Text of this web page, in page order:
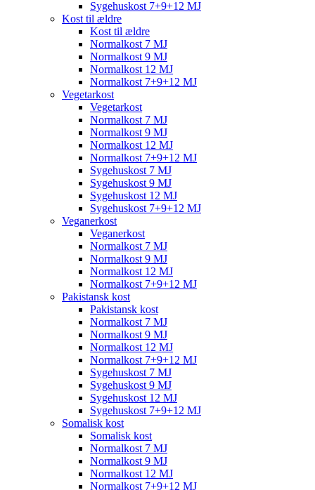
Sygehuskost 7+9+12 MJ
Kost til ældre
Kost til ældre
Normalkost 7 MJ
Normalkost 9 MJ
Normalkost 12 MJ
Normalkost 7+9+12 MJ
Vegetarkost
Vegetarkost
Normalkost 7 MJ
Normalkost 9 MJ
Normalkost 12 MJ
Normalkost 7+9+12 MJ
Sygehuskost 7 MJ
Sygehuskost 9 MJ
Sygehuskost 12 MJ
Sygehuskost 7+9+12 MJ
Veganerkost
Veganerkost
Normalkost 7 MJ
Normalkost 9 MJ
Normalkost 12 MJ
Normalkost 7+9+12 MJ
Pakistansk kost
Pakistansk kost
Normalkost 7 MJ
Normalkost 9 MJ
Normalkost 12 MJ
Normalkost 7+9+12 MJ
Sygehuskost 7 MJ
Sygehuskost 9 MJ
Sygehuskost 12 MJ
Sygehuskost 7+9+12 MJ
Somalisk kost
Somalisk kost
Normalkost 7 MJ
Normalkost 9 MJ
Normalkost 12 MJ
Normalkost 7+9+12 MJ